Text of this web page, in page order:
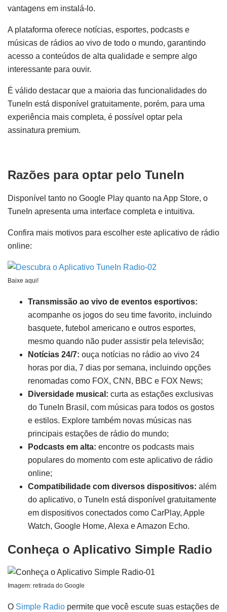
vantagens em instalá-lo.
A plataforma oferece notícias, esportes, podcasts e
músicas de rádios ao vivo de todo o mundo, garantindo
acesso a conteúdos de alta qualidade e sempre algo
interessante para ouvir.
É válido destacar que a maioria das funcionalidades do
TuneIn está disponível gratuitamente, porém, para uma
experiência mais completa, é possível optar pela
assinatura premium.
Razões para optar pelo TuneIn
Disponível tanto no Google Play quanto na App Store, o
TuneIn apresenta uma interface completa e intuitiva.
Confira mais motivos para escolher este aplicativo de rádio
online:
Baixe aqui!
Transmissão ao vivo de eventos esportivos:
acompanhe os jogos do seu time favorito, incluindo
basquete, futebol americano e outros esportes,
mesmo quando não puder assistir pela televisão;
Notícias 24/7: ouça notícias no rádio ao vivo 24
horas por dia, 7 dias por semana, incluindo opções
renomadas como FOX, CNN, BBC e FOX News;
Diversidade musical: curta as estações exclusivas
do TuneIn Brasil, com músicas para todos os gostos
e estilos. Explore também novas músicas nas
principais estações de rádio do mundo;
Podcasts em alta: encontre os podcasts mais
populares do momento com este aplicativo de rádio
online;
Compatibilidade com diversos dispositivos: além
do aplicativo, o TuneIn está disponível gratuitamente
em dispositivos conectados como CarPlay, Apple
Watch, Google Home, Alexa e Amazon Echo.
Conheça o Aplicativo Simple Radio
Imagem: retirada do Google
O Simple Radio permite que você escute suas estações de